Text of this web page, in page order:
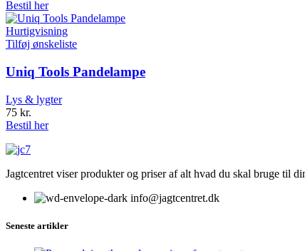
Bestil her
Hurtigvisning
Tilføj ønskeliste
Uniq Tools Pandelampe
Lys & lygter
75 kr.
Bestil her
Jagtcentret viser produkter og priser af alt hvad du skal bruge til
info@jagtcentret.dk
Seneste artikler